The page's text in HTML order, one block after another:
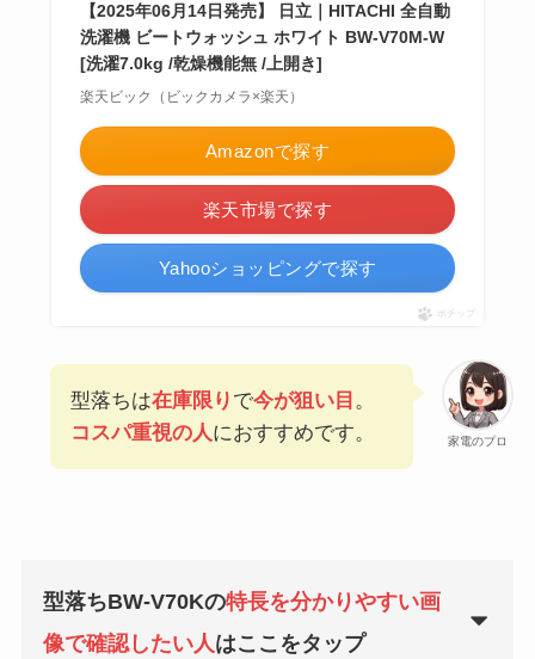
【2025年06月14日発売】 日立｜HITACHI 全自動
洗濯機 ビートウォッシュ ホワイト BW-V70M-W
[洗濯7.0kg /乾燥機能無 /上開き]
楽天ビック（ビックカメラ×楽天）
Amazonで探す
楽天市場で探す
Yahooショッピングで探す
ポチップ
家電のプロ
型落ちは在庫限り で今が狙い目 。
コスパ重視の人におすすめです。
型落ちBW-V70Kの特長を分かりやすい画
像で確認したい人 はここをタップ